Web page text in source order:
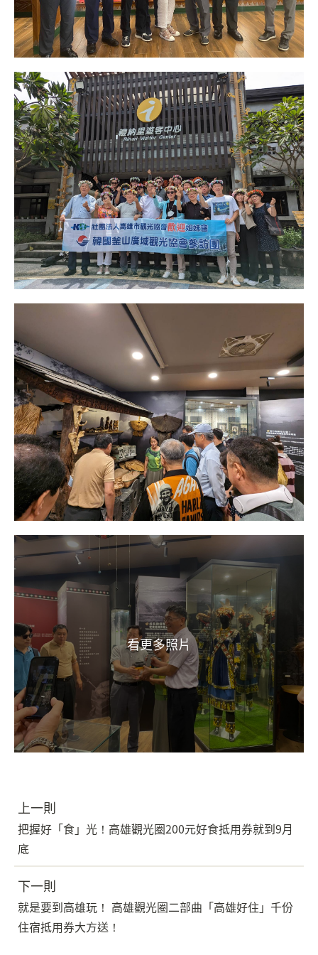
上一則
把握好「食」光！高雄觀光圈200元好食抵用券就到9月
底
下一則
就是要到高雄玩！ 高雄觀光圈二部曲「高雄好住」千份
住宿抵用券大方送！